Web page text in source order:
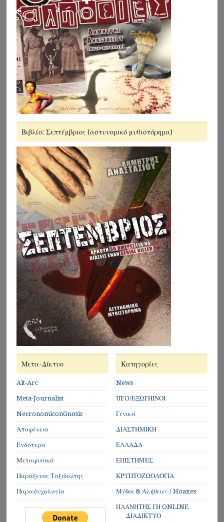
Βιβλίο: Σεπτέμβριος (αστυνομικό μυθιστόρημα)
Μετα-Δίκτυο
Alt-Arc
Meta-Journalist
NecronomiconGnosis
Αποφένεια
Ενδότερα
Μεταφυσικό
Παράξενος Ταξιδιώτης
Παραψυχολογία
Κατηγορίες
News
UFO/ΕΞΩΓΗΙΝΟΙ
Γενικά
ΔΙΑΣΤΗΜΙΚΗ
ΕΛΛΑΔΑ
ΕΠΙΣΤΗΜΕΣ
ΚΡΥΠΤΟΖΩΟΛΟΓΙΑ
Μύθοι & Αλήθειες / Hoaxes
ΠΛΑΝΗΤΗΣ ΓΗ ONLINE
ΔΙΑΔΙΚΤΥΟ